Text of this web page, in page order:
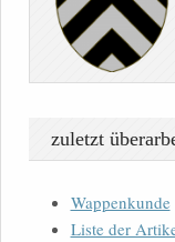
zuletzt
Wappenkunde
Liste der